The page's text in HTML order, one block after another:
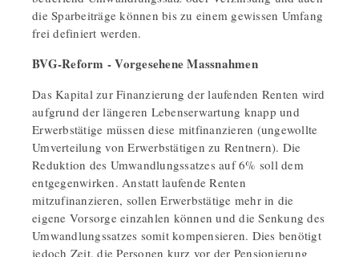
die Sparbeiträge können bis zu einem gewissen Umfang
frei definiert werden.
BVG-Reform - Vorgesehene Massnahmen
Das Kapital zur Finanzierung der laufenden Renten wird
aufgrund der längeren Lebenserwartung knapp und
Erwerbstätige müssen diese mitfinanzieren (ungewollte
Umverteilung von Erwerbstätigen zu Rentnern). Die
Reduktion des Umwandlungssatzes auf 6% soll dem
entgegenwirken. Anstatt laufende Renten
mitzufinanzieren, sollen Erwerbstätige mehr in die
eigene Vorsorge einzahlen können und die Senkung des
Umwandlungssatzes somit kompensieren. Dies benötigt
jedoch Zeit, die Personen kurz vor der Pensionierung